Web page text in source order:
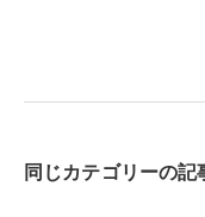
同じカテゴリーの記